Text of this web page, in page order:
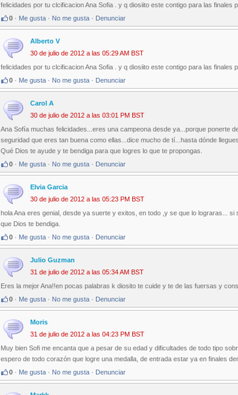
felicidades por tu clcificacion Ana Sofia . y q diosiito este contigo para las finales
0 · Me gusta · No me gusta · Denunciar
Alberto V
30 de julio de 2012 a las 05:29 AM BST
felicidades por tu clcificacion Ana Sofia . y q diosiito este contigo para las finales
0 · Me gusta · No me gusta · Denunciar
Carol A
30 de julio de 2012 a las 03:01 PM BST
Ana Sofía muchas felicidades...eres una campeona desde ya...porque ponerte
seguridad que eres tan buena como ellas...dice mucho de tí...hasta dónde
Qué Dios te ayude y te bendiga para que logres lo que te propongas.
0 · Me gusta · No me gusta · Denunciar
Elvia Garcia
30 de julio de 2012 a las 05:23 PM BST
hola Ana eres genial, desde ya suerte y exitos, en todo ,y se que lo lograras...
que Dios te bendiga.
0 · Me gusta · No me gusta · Denunciar
Julio Guzman
31 de julio de 2012 a las 05:34 AM BST
Eres la mejor Ana!!en pocas palabras k diosito te cuide y te de las fuersas y
0 · Me gusta · No me gusta · Denunciar
Moris
31 de julio de 2012 a las 04:23 PM BST
Muy bien Sofi me encanta que a pesar de su edad y dificultades de todo tipo
espero de todo corazón que logre una medalla, de entrada estar ya en finales
0 · Me gusta · No me gusta · Denunciar